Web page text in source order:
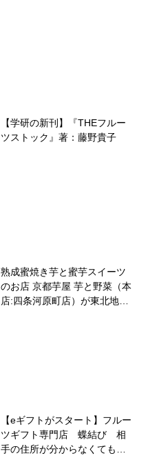
【学研の新刊】『THEフルー
ツストック』著：藤野貴子
熟成蜜焼き芋と蜜芋スイーツ
のお店 京都芋屋 芋と野菜（本
店:四条河原町店）が東北地…
【eギフトがスタート】フルー
ツギフト専門店 蝶結び 相
手の住所が分からなくても…